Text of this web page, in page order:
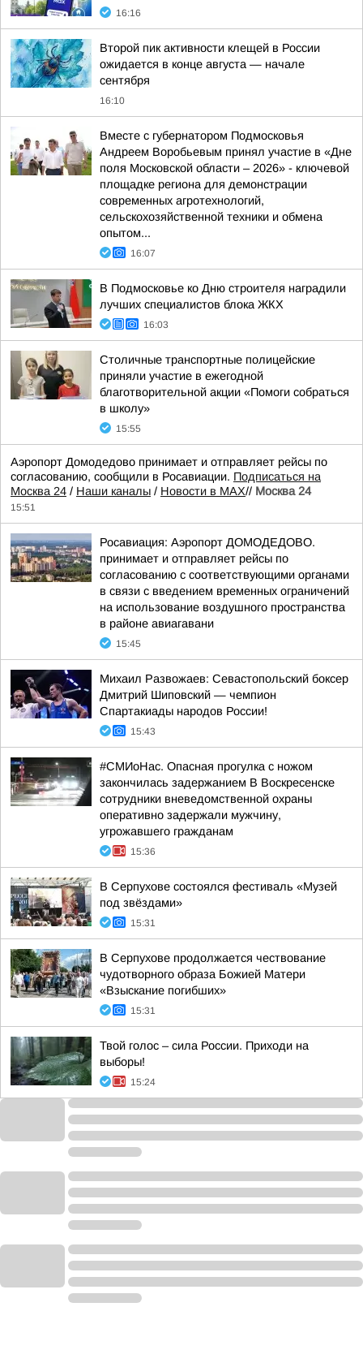
16:16
Второй пик активности клещей в России
ожидается в конце августа — начале
сентября
16:10
Вместе с губернатором Подмосковья
Андреем Воробьевым принял участие в «Дне
поля Московской области – 2026» - ключевой
площадке региона для демонстрации
современных агротехнологий,
сельскохозяйственной техники и обмена
опытом...
16:07
В Подмосковье ко Дню строителя наградили
лучших специалистов блока ЖКХ
16:03
Столичные транспортные полицейские
приняли участие в ежегодной
благотворительной акции «Помоги собраться
в школу»
15:55
Аэропорт Домодедово принимает и отправляет рейсы по
согласованию, сообщили в Росавиации. Подписаться на
Москва 24 / Наши каналы / Новости в MAX// Москва 24
15:51
Росавиация: Аэропорт ДОМОДЕДОВО.
принимает и отправляет рейсы по
согласованию с соответствующими органами
в связи с введением временных ограничений
на использование воздушного пространства
в районе авиагавани
15:45
Михаил Развожаев: Севастопольский боксер
Дмитрий Шиповский — чемпион
Спартакиады народов России!
15:43
#СМИоНас. Опасная прогулка с ножом
закончилась задержанием В Воскресенске
сотрудники вневедомственной охраны
оперативно задержали мужчину,
угрожавшего гражданам
15:36
В Серпухове состоялся фестиваль «Музей
под звёздами»
15:31
В Серпухове продолжается чествование
чудотворного образа Божией Матери
«Взыскание погибших»
15:31
Твой голос – сила России. Приходи на
выборы!
15:24